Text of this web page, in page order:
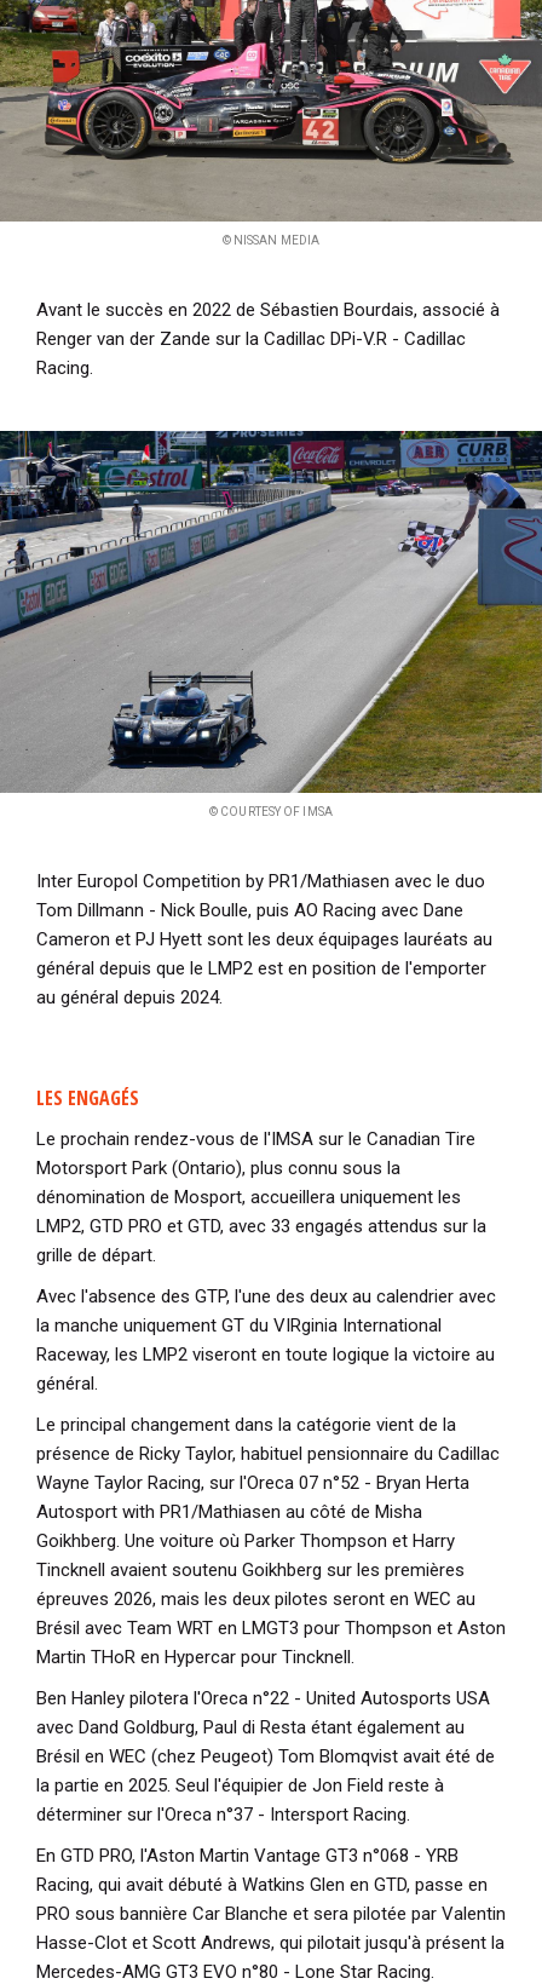
© NISSAN MEDIA
Avant le succès en 2022 de Sébastien Bourdais, associé à
Renger van der Zande sur la Cadillac DPi-V.R - Cadillac
Racing.
© COURTESY OF IMSA
Inter Europol Competition by PR1/Mathiasen avec le duo
Tom Dillmann - Nick Boulle, puis AO Racing avec Dane
Cameron et PJ Hyett sont les deux équipages lauréats au
général depuis que le LMP2 est en position de l'emporter
au général depuis 2024.
LES ENGAGÉS
Le prochain rendez-vous de l'IMSA sur le Canadian Tire
Motorsport Park (Ontario), plus connu sous la
dénomination de Mosport, accueillera uniquement les
LMP2, GTD PRO et GTD, avec 33 engagés attendus sur la
grille de départ.
Avec l'absence des GTP, l'une des deux au calendrier avec
la manche uniquement GT du VIRginia International
Raceway, les LMP2 viseront en toute logique la victoire au
général.
Le principal changement dans la catégorie vient de la
présence de Ricky Taylor, habituel pensionnaire du Cadillac
Wayne Taylor Racing, sur l'Oreca 07 n°52 - Bryan Herta
Autosport with PR1/Mathiasen au côté de Misha
Goikhberg. Une voiture où Parker Thompson et Harry
Tincknell avaient soutenu Goikhberg sur les premières
épreuves 2026, mais les deux pilotes seront en WEC au
Brésil avec Team WRT en LMGT3 pour Thompson et Aston
Martin THoR en Hypercar pour Tincknell.
Ben Hanley pilotera l'Oreca n°22 - United Autosports USA
avec Dand Goldburg, Paul di Resta étant également au
Brésil en WEC (chez Peugeot) Tom Blomqvist avait été de
la partie en 2025. Seul l'équipier de Jon Field reste à
déterminer sur l'Oreca n°37 - Intersport Racing.
En GTD PRO, l'Aston Martin Vantage GT3 n°068 - YRB
Racing, qui avait débuté à Watkins Glen en GTD, passe en
PRO sous bannière Car Blanche et sera pilotée par Valentin
Hasse-Clot et Scott Andrews, qui pilotait jusqu'à présent la
Mercedes-AMG GT3 EVO n°80 - Lone Star Racing.